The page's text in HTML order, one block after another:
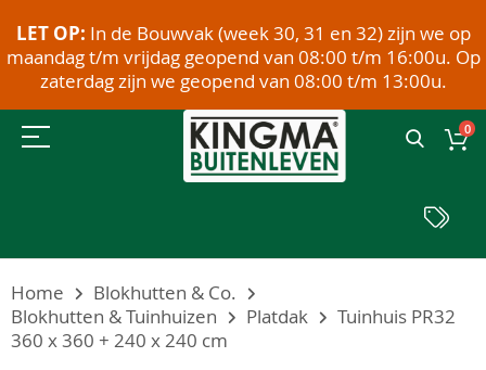
LET OP: In de Bouwvak (week 30, 31 en 32) zijn we op
maandag t/m vrijdag geopend van 08:00 t/m 16:00u. Op
zaterdag zijn we geopend van 08:00 t/m 13:00u.
0
Home
Blokhutten & Co.
Blokhutten & Tuinhuizen
Platdak
Tuinhuis PR32
360 x 360 + 240 x 240 cm